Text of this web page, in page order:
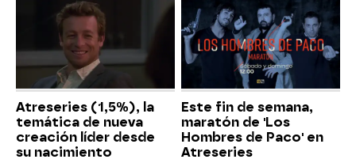
Atreseries (1,5%), la
temática de nueva
creación líder desde
su nacimiento
Este fin de semana,
maratón de 'Los
Hombres de Paco' en
Atreseries